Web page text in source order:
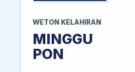
WETON KELAHIRAN
MINGGU
PON